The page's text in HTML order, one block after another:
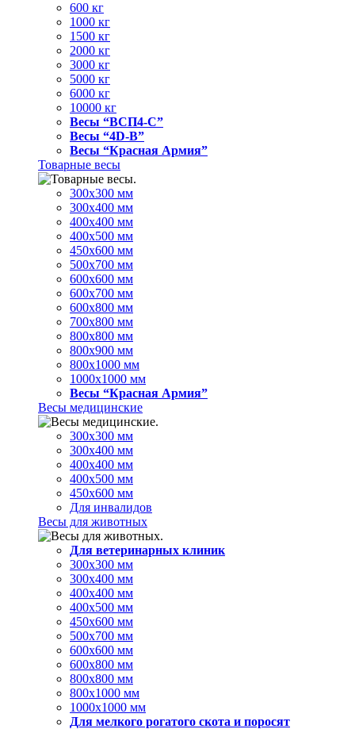
600 кг
1000 кг
1500 кг
2000 кг
3000 кг
5000 кг
6000 кг
10000 кг
Весы “ВСП4-С”
Весы “4D-В”
Весы “Красная Армия”
Товарные весы
300х300 мм
300х400 мм
400х400 мм
400х500 мм
450х600 мм
500х700 мм
600х600 мм
600х700 мм
600х800 мм
700х800 мм
800х800 мм
800х900 мм
800х1000 мм
1000х1000 мм
Весы “Красная Армия”
Весы медицинские
300х300 мм
300х400 мм
400х400 мм
400х500 мм
450х600 мм
Для инвалидов
Весы для животных
Для ветеринарных клиник
300х300 мм
300х400 мм
400х400 мм
400х500 мм
450х600 мм
500х700 мм
600х600 мм
600х800 мм
800х800 мм
800х1000 мм
1000х1000 мм
Для мелкого рогатого скота и поросят